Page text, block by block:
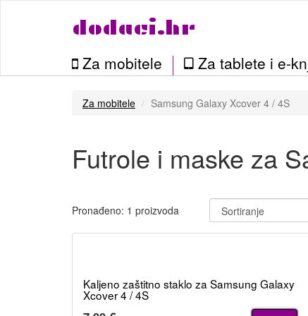
dodaci.hr
Za mobitele Za tablete i e-
Za mobitele Samsung Galaxy Xcover 4 / 4S
Futrole i maske za
Pronađeno: 1 proizvoda
Kaljeno zaštitno staklo za Samsung Galaxy
Xcover 4 / 4S